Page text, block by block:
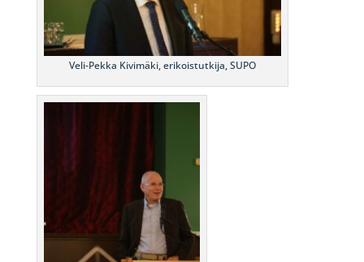
Veli-Pekka Kivimäki, erikoistutkija, SUPO